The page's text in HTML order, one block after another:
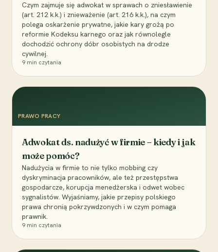
Czym zajmuje się adwokat w sprawach o zniesławienie
(art. 212 k.k.) i znieważenie (art. 216 k.k.), na czym
polega oskarżenie prywatne, jakie kary grożą po
reformie Kodeksu karnego oraz jak równolegle
dochodzić ochrony dóbr osobistych na drodze
cywilnej.
9 min czytania
PRAWO PRACY
Adwokat ds. nadużyć w firmie – kiedy i jak
może pomóc?
Nadużycia w firmie to nie tylko mobbing czy
dyskryminacja pracowników, ale też przestępstwa
gospodarcze, korupcja menedżerska i odwet wobec
sygnalistów. Wyjaśniamy, jakie przepisy polskiego
prawa chronią pokrzywdzonych i w czym pomaga
prawnik.
9 min czytania